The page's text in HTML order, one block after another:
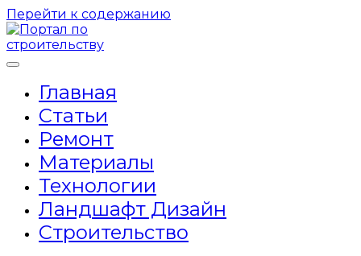
Перейти к содержанию
Главная
Статьи
Ремонт
Материалы
Технологии
Ландшафт Дизайн
Строительство